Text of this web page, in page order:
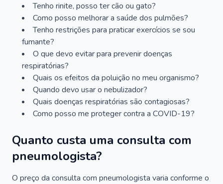
Tenho rinite, posso ter cão ou gato?
Como posso melhorar a saúde dos pulmões?
Tenho restrições para praticar exercícios se sou
fumante?
O que devo evitar para prevenir doenças
respiratórias?
Quais os efeitos da poluição no meu organismo?
Quando devo usar o nebulizador?
Quais doenças respiratórias são contagiosas?
Como posso me proteger contra a COVID-19?
Quanto custa uma consulta com
pneumologista?
O preço da consulta com pneumologista varia conforme o